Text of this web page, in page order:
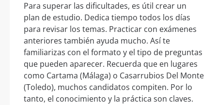
Para superar las dificultades, es útil crear un
plan de estudio. Dedica tiempo todos los días
para revisar los temas. Practicar con exámenes
anteriores también ayuda mucho. Así te
familiarizas con el formato y el tipo de preguntas
que pueden aparecer. Recuerda que en lugares
como Cartama (Málaga) o Casarrubios Del Monte
(Toledo), muchos candidatos compiten. Por lo
tanto, el conocimiento y la práctica son claves.